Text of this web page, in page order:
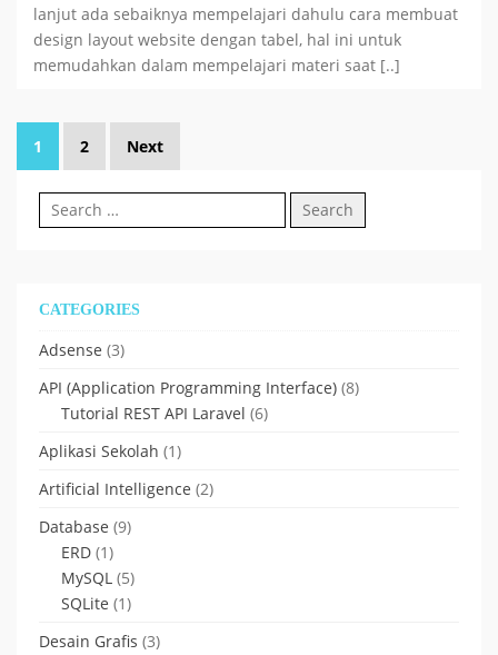
lanjut ada sebaiknya mempelajari dahulu cara membuat
design layout website dengan tabel, hal ini untuk
memudahkan dalam mempelajari materi saat [..]
Posts
pagination
1 2 Next
Search
for:
CATEGORIES
Adsense (3)
API (Application Programming Interface) (8)
Tutorial REST API Laravel (6)
Aplikasi Sekolah (1)
Artificial Intelligence (2)
Database (9)
ERD (1)
MySQL (5)
SQLite (1)
Desain Grafis (3)